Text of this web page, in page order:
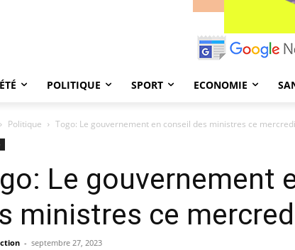
POLITIQUE SPORT ECONOMIE
Politique Togo: Le gouvernement en conseil des ministres ce
Le gouvernement
ministres ce
- septembre 27, 2023